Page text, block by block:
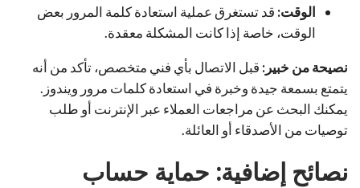
الوقت: قد تستغرق عملية استعادة كلمة المرور بعض
الوقت، خاصة إذا كانت المشكلة معقدة.
نصيحة من خبير: قبل الاتصال بأي فني متخصص، تأكد من أنه
يتمتع بسمعة جيدة وخبرة في استعادة كلمات مرور ويندوز.
يمكنك البحث عن مراجعات العملاء عبر الإنترنت أو طلب
توصيات من الأصدقاء أو العائلة.
نصائح إضافية: حماية حساب